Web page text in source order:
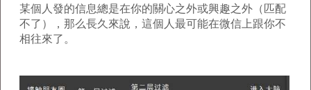
某個人發的信息總是在你的關心之外或興趣之外（匹配
不了），那么長久來說，這個人最可能在微信上跟你不
相往來了。